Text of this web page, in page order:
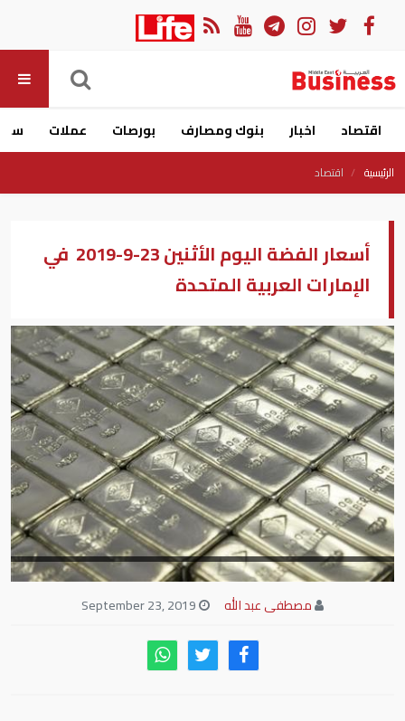
اقتصاد اخبار بنوك ومصارف بورصات عملات
الرئيسية اقتصاد
أسعار الفضة اليوم الأثنين 23-9-2019 في
الإمارات العربية المتحدة
مصطفى عبد الله